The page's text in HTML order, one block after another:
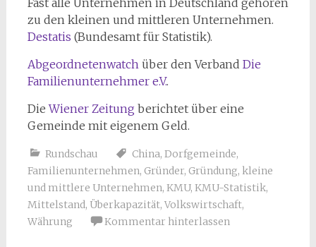
Fast alle Unternehmen in Deutschland gehören
zu den kleinen und mittleren Unternehmen.
Destatis (Bundesamt für Statistik).
Abgeordnetenwatchüber den Verband Die
Familienunternehmer e.V..
DieWiener Zeitung berichtet über eine
Gemeinde mit eigenem Geld.
Rundschau China, Dorfgemeinde,
Familienunternehmen, Gründer, Gründung, kleine
und mittlere Unternehmen, KMU, KMU-Statistik,
Mittelstand, Überkapazität, Volkswirtschaft,
Währung
Kommentar hinterlassen